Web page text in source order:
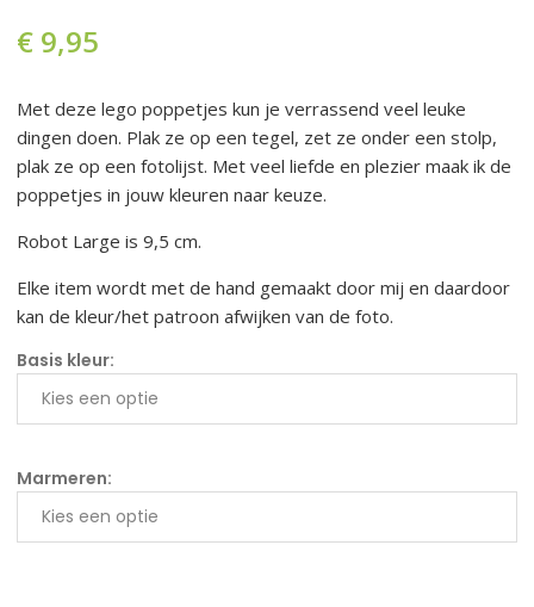
€ 9,95
Met deze lego poppetjes kun je verrassend veel leuke
dingen doen. Plak ze op een tegel, zet ze onder een stolp,
plak ze op een fotolijst. Met veel liefde en plezier maak ik de
poppetjes in jouw kleuren naar keuze.
Robot Large is 9,5 cm.
Elke item wordt met de hand gemaakt door mij en daardoor
kan de kleur/het patroon afwijken van de foto.
Basis kleur:
Marmeren: